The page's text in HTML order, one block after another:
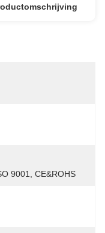
9001, CE&ROHS